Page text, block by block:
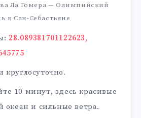
Ла Гомера — Олимпийский
в Сан-Себастьяне
28.089381701122623,
круглосуточно.
10 минут, здесь красивые
и сильные ветра.